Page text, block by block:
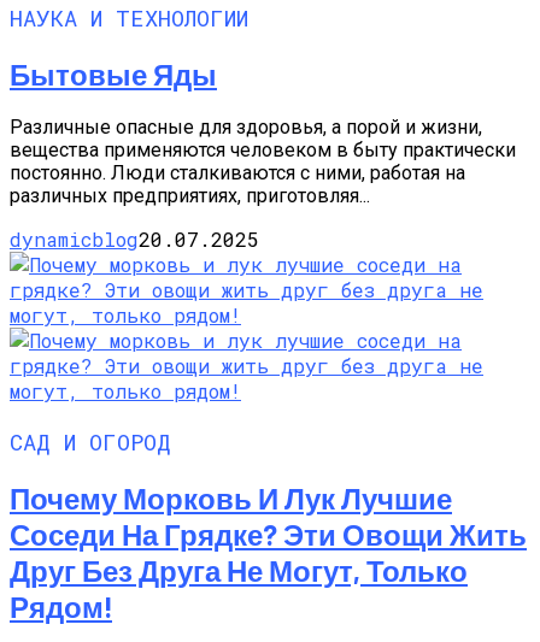
НАУКА И ТЕХНОЛОГИИ
Бытовые Яды
Различные опасные для здоровья, а порой и жизни,
вещества применяются человеком в быту практически
постоянно. Люди сталкиваются с ними, работая на
различных предприятиях, приготовляя...
dynamicblog20.07.2025
САД И ОГОРОД
Почему Морковь И Лук Лучшие
Соседи На Грядке? Эти Овощи Жить
Друг Без Друга Не Могут, Только
Рядом!